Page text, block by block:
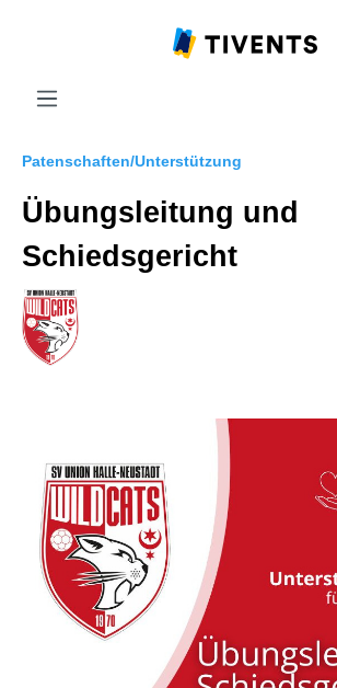
Patenschaften/Unterstützung
Übungsleitung und
Schiedsgericht